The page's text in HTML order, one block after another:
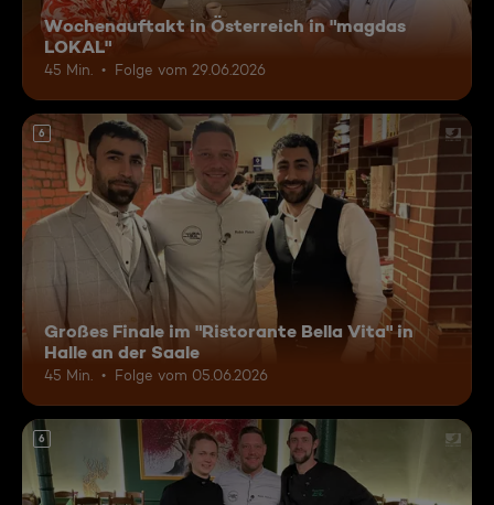
Wochenauftakt in Österreich in "magdas
LOKAL"
45 Min. Folge vom 29.06.2026
6
Großes Finale im "Ristorante Bella Vita" in
Halle an der Saale
45 Min. Folge vom 05.06.2026
6